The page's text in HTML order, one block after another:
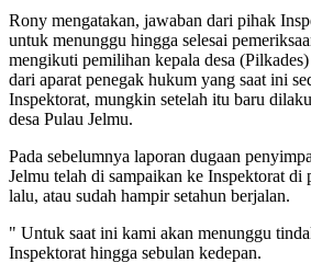
Rony mengatakan, jawaban dari pihak
untuk menunggu hingga selesai
mengikuti pemilihan kepala desa
dari aparat penegak hukum yang saat ini
Inspektorat, mungkin setelah itu baru
desa Pulau Jelmu.
Pada sebelumnya laporan dugaan
Jelmu telah di sampaikan ke Inspektorat di
lalu, atau sudah hampir setahun berjalan.
" Untuk saat ini kami akan menunggu
Inspektorat hingga sebulan kedepan.